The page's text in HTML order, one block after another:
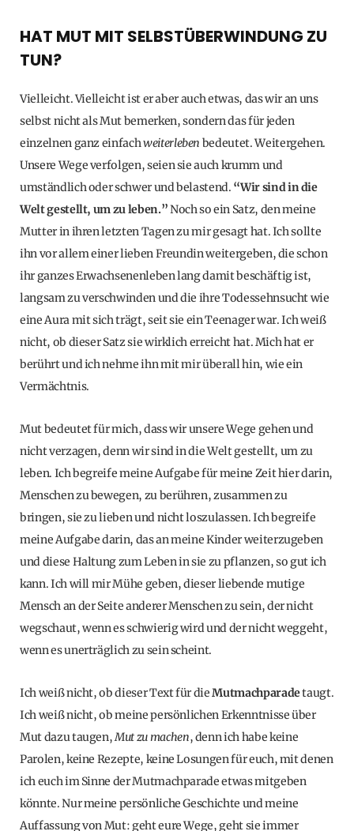
HAT MUT MIT SELBSTÜBERWINDUNG ZU
TUN?
Vielleicht. Vielleicht ist er aber auch etwas, das wir an uns
selbst nicht als Mut bemerken, sondern das für jeden
einzelnen ganz einfachweiterleben bedeutet. Weitergehen.
Unsere Wege verfolgen, seien sie auch krumm und
umständlich oder schwer und belastend. “Wir sind in die
Welt gestellt, um zu leben.”Noch so ein Satz, den meine
Mutter in ihren letzten Tagen zu mir gesagt hat. Ich sollte
ihn vor allem einer lieben Freundin weitergeben, die schon
ihr ganzes Erwachsenenleben lang damit beschäftig ist,
langsam zu verschwinden und die ihre Todessehnsucht wie
eine Aura mit sich trägt, seit sie ein Teenager war. Ich weiß
nicht, ob dieser Satz sie wirklich erreicht hat. Mich hat er
berührt und ich nehme ihn mit mir überall hin, wie ein
Vermächtnis.
Mut bedeutet für mich, dass wir unsere Wege gehen und
nicht verzagen, denn wir sind in die Welt gestellt, um zu
leben. Ich begreife meine Aufgabe für meine Zeit hier darin,
Menschen zu bewegen, zu berühren, zusammen zu
bringen, sie zu lieben und nicht loszulassen. Ich begreife
meine Aufgabe darin, das an meine Kinder weiterzugeben
und diese Haltung zum Leben in sie zu pflanzen, so gut ich
kann. Ich will mir Mühe geben, dieser liebende mutige
Mensch an der Seite anderer Menschen zu sein, der nicht
wegschaut, wenn es schwierig wird und der nicht weggeht,
wenn es unerträglich zu sein scheint.
Ich weiß nicht, ob dieser Text für dieMutmachparadetaugt.
Ich weiß nicht, ob meine persönlichen Erkenntnisse über
Mut dazu taugen,Mut zu machen, denn ich habe keine
Parolen, keine Rezepte, keine Losungen für euch, mit denen
ich euch im Sinne der Mutmachparade etwas mitgeben
könnte. Nur meine persönliche Geschichte und meine
Auffassung von Mut: geht eure Wege, geht sie immer